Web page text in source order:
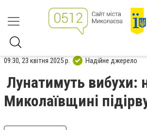
09:30, 23 квітня 2025 р. Надійне джерело
Лунатимуть вибухи:
Миколаївщині